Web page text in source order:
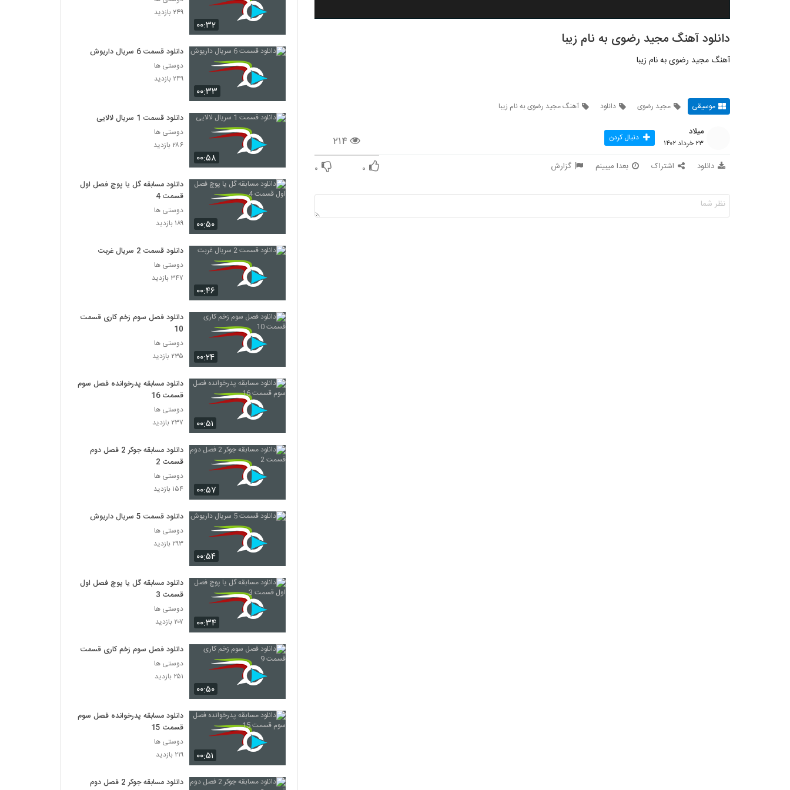
دانلود آهنگ مجید رضوی به نام زیبا
آهنگ مجید رضوی به نام زیبا
موسیقی مجید رضوی دانلود آهنگ مجید رضوی به نام زیبا
۲۱۴
میلاد
۲۳ خرداد ۱۴۰۲ دنبال کردن
دانلود اشتراک بعدا میبینم گزارش ۰ ۰
۰۰:۳۲
۲۴۹ بازدید
۰۰:۳۳
دانلود قسمت 6 سریال داریوش
دوستی ها
۲۴۹ بازدید
۰۰:۵۸
دانلود قسمت 1 سریال لالایی
دوستی ها
۲۸۶ بازدید
۰۰:۵۰
دانلود مسابقه گل یا پوچ فصل اول
قسمت 4
دوستی ها
۱۸۹ بازدید
۰۰:۴۶
دانلود قسمت 2 سریال غربت
دوستی ها
۳۴۷ بازدید
۰۰:۲۴
دانلود فصل سوم زخم کاری قسمت
10
دوستی ها
۲۳۵ بازدید
۰۰:۵۱
دانلود مسابقه پدرخوانده فصل سوم
قسمت 16
دوستی ها
۲۳۷ بازدید
۰۰:۵۷
دانلود مسابقه جوکر 2 فصل دوم
قسمت 2
دوستی ها
۱۵۴ بازدید
۰۰:۵۴
دانلود قسمت 5 سریال داریوش
دوستی ها
۲۹۳ بازدید
۰۰:۳۴
دانلود مسابقه گل یا پوچ فصل اول
قسمت 3
دوستی ها
۲۰۷ بازدید
۰۰:۵۰
دانلود فصل سوم زخم کاری قسمت 9
دوستی ها
۲۵۱ بازدید
۰۰:۵۱
دانلود مسابقه پدرخوانده فصل سوم
قسمت 15
دوستی ها
۲۱۹ بازدید
دانلود مسابقه جوکر 2 فصل دوم